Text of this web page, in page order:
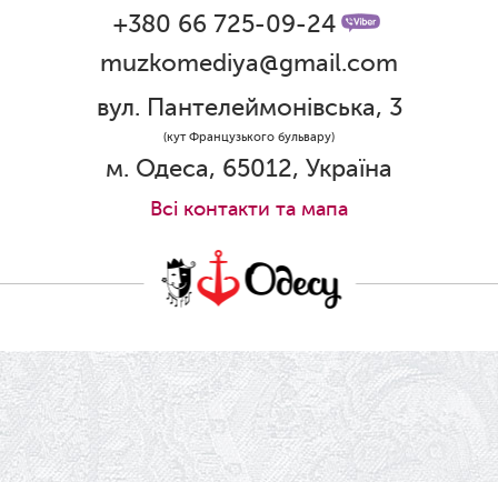
Графік роботи каси 1 червня
Ювілей Олени Редько
Ювілей Станіслава Зайцева
18.05.2026
Шукаємо інженерів і техніків
17.05.2026
Ювілей Валентини Бородіної
+380 66 725-09-24
muzkomediya@gmail.com
вул. Пантелеймонівська, 3
(кут Французького бульвару)
м. Одеса, 65012, Україна
Всi контакти та мапа